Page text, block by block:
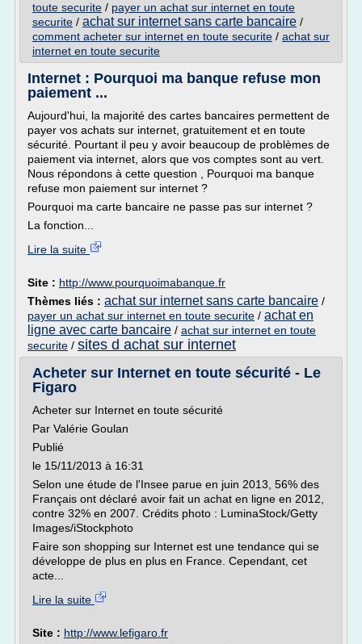
toute securite / payer un achat sur internet en toute
securite / achat sur internet sans carte bancaire /
comment acheter sur internet en toute securite / achat sur
internet en toute securite
Internet : Pourquoi ma banque refuse mon
paiement ...
Aujourd'hui, la majorité des cartes bancaires permettent de
payer vos achats sur internet, gratuitement et en toute
sécurité. Pourtant il peu y avoir beaucoup de problèmes de
paiement via internet, alors que vos comptes sont au vert.
Nous répondons à cette question , Pourquoi ma banque
refuse mon paiement sur internet ?
Pourquoi ma carte bancaire ne passe pas sur internet ?
La fonction...
Lire la suite
Site : http://www.pourquoimabanque.fr
Thèmes liés : achat sur internet sans carte bancaire /
payer un achat sur internet en toute securite / achat en
ligne avec carte bancaire / achat sur internet en toute
securite / sites d achat sur internet
Acheter sur Internet en toute sécurité - Le
Figaro
Acheter sur Internet en toute sécurité
Par Valérie Goulan
Publié
le 15/11/2013 à 16:31
Selon une étude de l'Insee parue en juin 2013, 56% des
Français ont déclaré avoir fait un achat en ligne en 2012,
contre 32% en 2007. Crédits photo : LuminaStock/Getty
Images/iStockphoto
Faire son shopping sur Internet est une tendance qui se
développe de plus en plus en France. Cependant, cet
acte...
Lire la suite
Site : http://www.lefigaro.fr